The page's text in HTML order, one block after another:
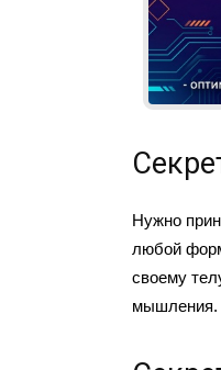
Нужно
любой
своему
мышления.